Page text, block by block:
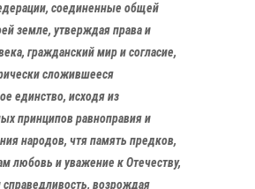
соединенные общей
земле, утверждая права и
гражданский мир и согласие,
сложившееся
единство, исходя из
принципов равноправия и
народов, чтя память предков,
любовь и уважение к Отечеству,
справедливость, возрождая